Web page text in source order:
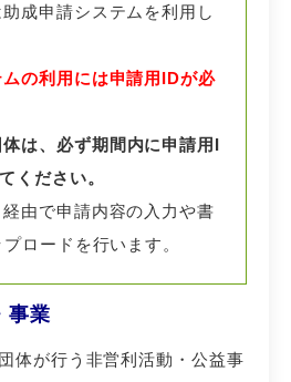
成申請システムを利用し
の利用には申請用IDが必
は、必ず期間内に申請用I
ください。
由で申請内容の入力や書
ロードを行います。
事業
体が行う非営利活動・公益事